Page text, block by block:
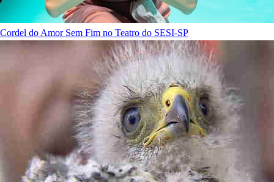
Cordel do Amor Sem Fim no Teatro do SESI-SP